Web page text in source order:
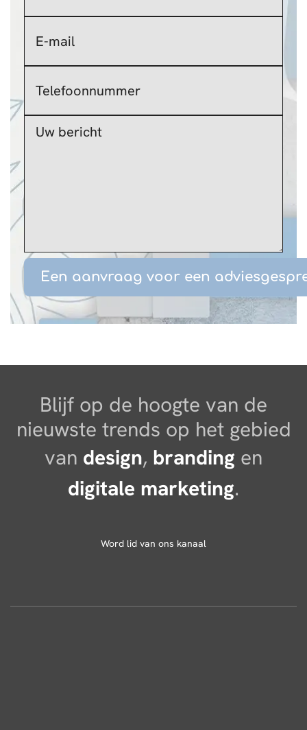
Blijf op de hoogte van de
nieuwste trends op het gebied
van design, branding en
digitale marketing.
Word lid van ons kanaal